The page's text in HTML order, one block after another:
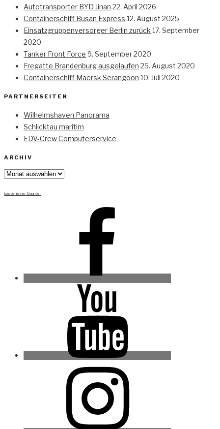
Autotransporter BYD Jinan 22. April 2026
Containerschiff Busan Express 12. August 2025
Einsatzgruppenversorger Berlin zurück 17. September
2020
Tanker Front Force 9. September 2020
Fregatte Brandenburg ausgelaufen 25. August 2020
Containerschiff Maersk Serangoon 10. Juli 2020
PARTNERSEITEN
Wilhelmshaven Panorama
Schlicktau maritim
EDV-Crew Computerservice
ARCHIV
Archiv
kostenloser Counter